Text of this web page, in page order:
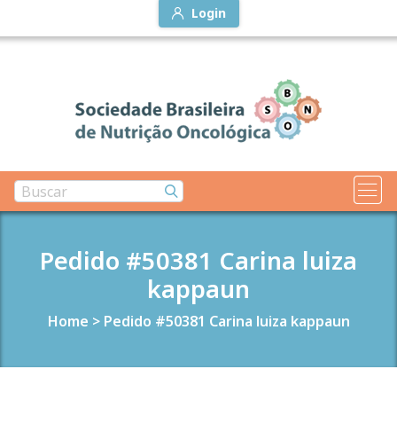
Login
Pedido #50381 Carina luiza
kappaun
Home > Pedido #50381 Carina luiza kappaun